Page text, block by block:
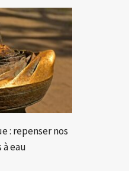
: repenser nos
eau